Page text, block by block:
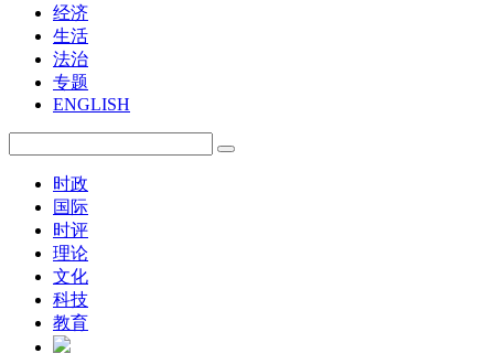
经济
生活
法治
专题
ENGLISH
时政
国际
时评
理论
文化
科技
教育